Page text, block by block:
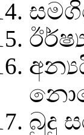
බුදු